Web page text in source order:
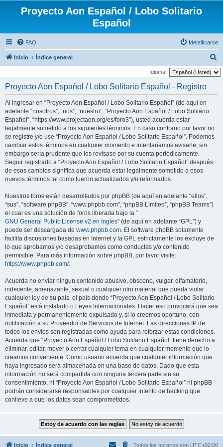
Proyecto Aon Español / Lobo Solitario
Español
FAQ Identificarse
Inicio Índice general
u
Idioma:
Proyecto Aon Español / Lobo Solitario Español - Registro
Al ingresar en “Proyecto Aon Español / Lobo Solitario Español” (de aquí en
adelante “nosotros”, “nos”, “nuestro”, “Proyecto Aon Español / Lobo Solitario
Español”, “https://www.projectaon.org/es/foro3”), usted acuerda estar
legalmente sometido a los siguientes términos. En caso contrario por favor no
se registre y/o use “Proyecto Aon Español / Lobo Solitario Español”. Podemos
cambiar estos términos en cualquier momento e intentaríamos avisarle, sin
embargo sería prudente que los revisase por su cuenta periódicamente.
Seguir registrado a “Proyecto Aon Español / Lobo Solitario Español” después
de esos cambios significa que acuerda estar legalmente sometido a esos
nuevos términos tal como fueron actualizados y/o reformados.
Nuestros foros están desarrollados por phpBB (de aquí en adelante “ellos”,
“sus”, “software phpBB”, “www.phpbb.com”, “phpBB Limited”, “phpBB Teams”)
el cual es una solución de foros liberada bajo la “
GNU General Public License v2 en Ingles” (de aquí en adelante “GPL”) y
puede ser descargada de www.phpbb.com. El software phpBB solamente
facilita discusiones basadas en Internet y la GPL estrictamente los excluye de
lo que aprobamos y/o desaprobamos como conductas y/o contenido
permisible. Para más información sobre phpBB, por favor visite:
https://www.phpbb.com/.
Acuerda no enviar ningun contenido abusivo, obsceno, vulgar, difamatorio,
indecente, amenazante, sexual o cualquier otro material que pueda violar
cualquier ley de su país, el país donde “Proyecto Aon Español / Lobo Solitario
Español” está instalado o Leyes Internacionales. Hacer eso provocará que sea
inmediata y permanentemente expulsado y, si lo creemos oportuno, con
notificación a su Proveedor de Servicios de Internet. Las direcciones IP de
todos los envíos son registradas como ayuda para reforzar estas condiciones.
Acuerda que “Proyecto Aon Español / Lobo Solitario Español” tiene derecho a
eliminar, editar, mover o cerrar cualquier tema en cualquier momento que lo
creamos conveniente. Como usuario acuerda que cualquier información que
haya ingresado será almacenada en una base de datos. Dado que esta
información no será compartida con ninguna tercera parte sin su
consentimiento, ni “Proyecto Aon Español / Lobo Solitario Español” ni phpBB
podrán considerarse responsables por cualquier intento de hacking que
conlleve a que los datos sean comprometidos.
Inicio Índice general Todos los horarios son UTC+02:00